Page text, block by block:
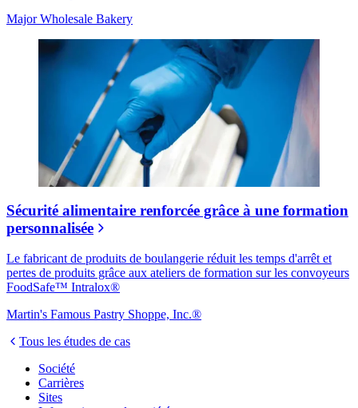
Major Wholesale Bakery
Sécurité alimentaire renforcée grâce à une formation
personnalisée
Le fabricant de produits de boulangerie réduit les temps d'arrêt et
pertes de produits grâce aux ateliers de formation sur les convoyeurs
FoodSafe™ Intralox®
Martin's Famous Pastry Shoppe, Inc.®
Tous les études de cas
Société
Carrières
Sites